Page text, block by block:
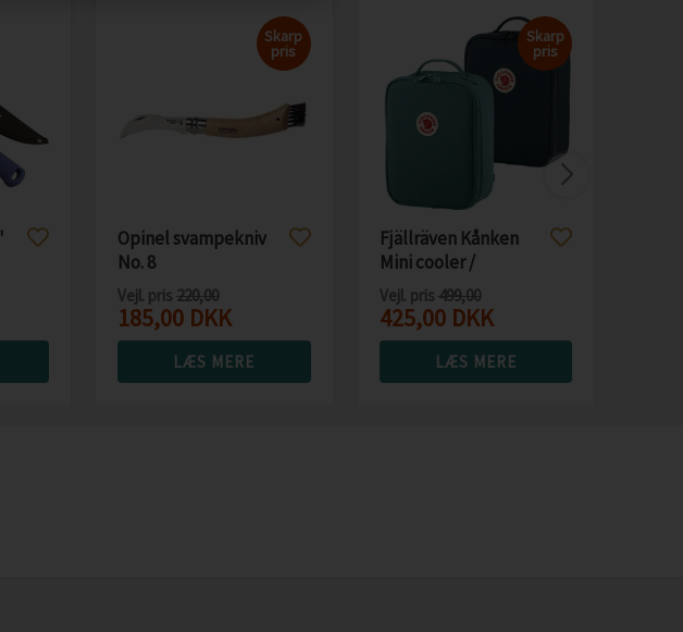
Skarp
pris
Opinel svampekniv
No. 8
Vejl. pris 220,00
185,00 DKK
LÆS MERE
Skarp
pris
Fjällräven Kånken
Mini cooler /
køletaske
Vejl. pris 499,00
425,00 DKK
LÆS MERE